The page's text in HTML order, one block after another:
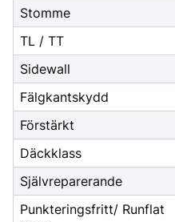
Stomme
TL / TT
Sidewall
Fälgkantskydd
Förstärkt
Däckklass
Självreparerande
Punkteringsfritt/ Runflat